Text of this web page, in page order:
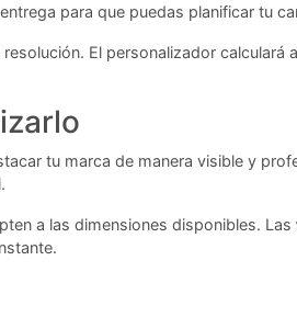
para que puedas planificar tu
El personalizador
tu marca de manera visible y
a las dimensiones disponibles. Las